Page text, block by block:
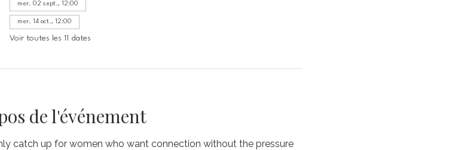
mer. 02 sept., 12:00
mer. 14 oct., 12:00
Voir toutes les 11 dates
de l'événement
catch up for women who want connection without the pressure